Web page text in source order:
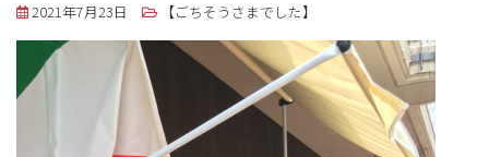
2021年7月23日 【ごちそうさまでした】